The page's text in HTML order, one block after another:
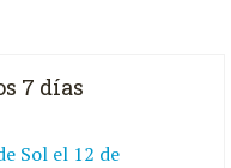
7 días
Sol el 12 de